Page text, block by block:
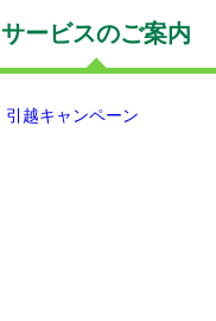
サービスのご案内